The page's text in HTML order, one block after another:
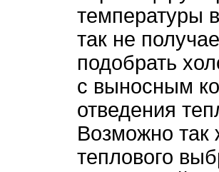
температуры
так не
подобрать
с выносным
отведения
Возможно так
теплового